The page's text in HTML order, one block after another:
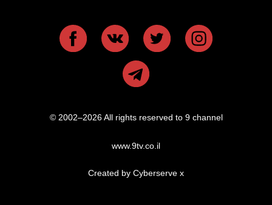
© 2002–2026 All rights reserved to 9 channel
www.9tv.co.il
Created by Cyberserve x